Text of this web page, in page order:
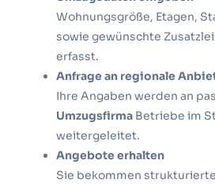
Wohnungsgröße, Etagen,
sowie gewünschte
erfasst.
Anfrage an regionale
Ihre Angaben werden an
Umzugsfirma Betriebe im
weitergeleitet.
Angebote erhalten
Sie bekommen strukturierte